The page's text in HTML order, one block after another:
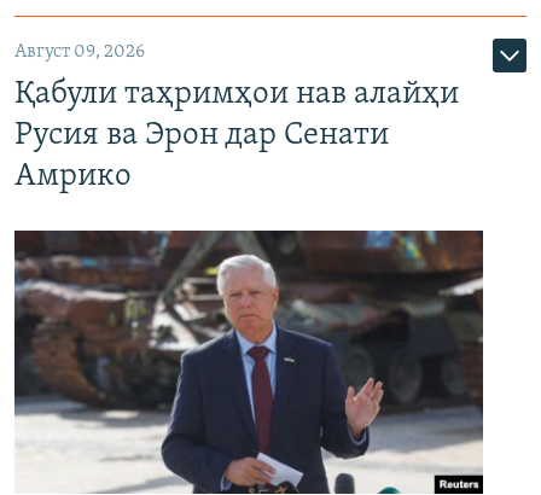
Август 09, 2026
Қабули таҳримҳои нав алайҳи
Русия ва Эрон дар Сенати
Амрико